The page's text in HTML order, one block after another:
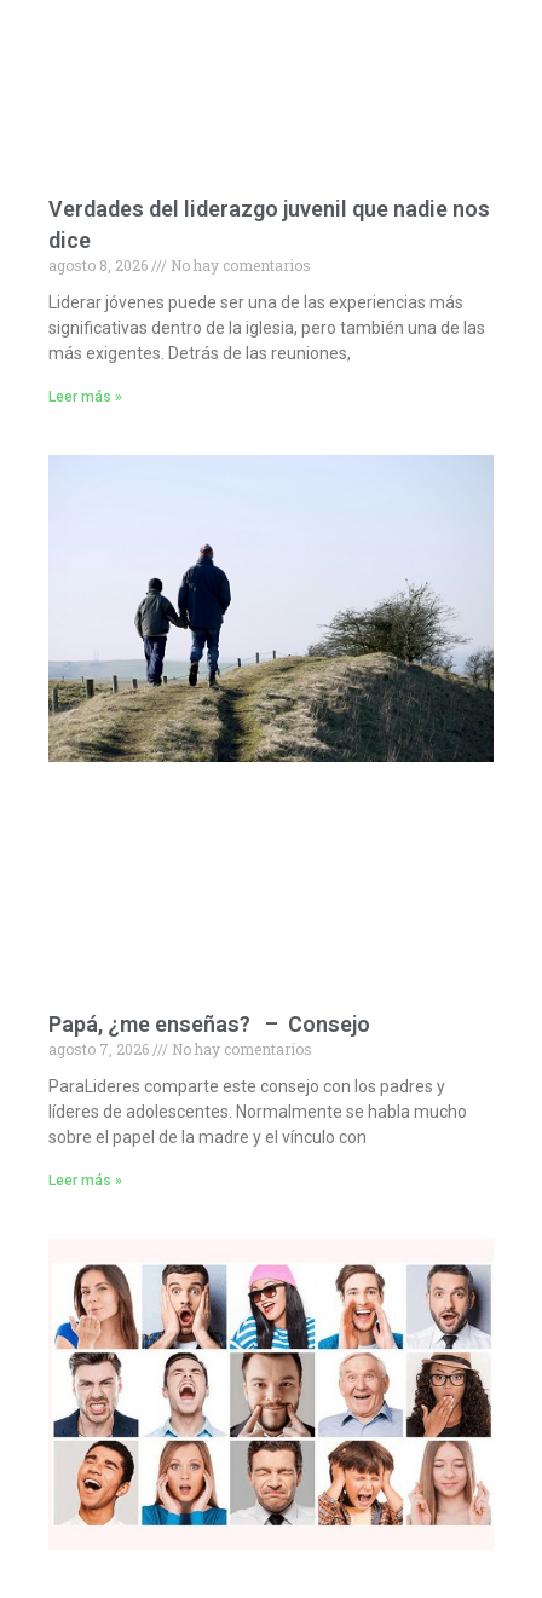
Verdades del liderazgo juvenil que nadie nos
dice
agosto 8, 2026
No hay comentarios
Liderar jóvenes puede ser una de las experiencias más
significativas dentro de la iglesia, pero también una de las
más exigentes. Detrás de las reuniones,
Leer más »
Papá, ¿me enseñas? – Consejo
agosto 7, 2026
No hay comentarios
ParaLideres comparte este consejo con los padres y
líderes de adolescentes. Normalmente se habla mucho
sobre el papel de la madre y el vínculo con
Leer más »